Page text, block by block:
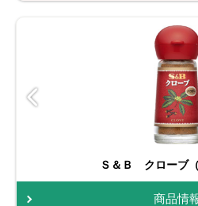
Ｓ＆Ｂ クローブ（
商品情